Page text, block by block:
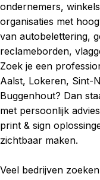
ondernemers,
organisaties met
van autobelettering,
reclameborden,
Zoek je een
Aalst, Lokeren, Sint-
Buggenhout? Dan
met persoonlijk
print & sign
zichtbaar maken.
Veel bedrijven